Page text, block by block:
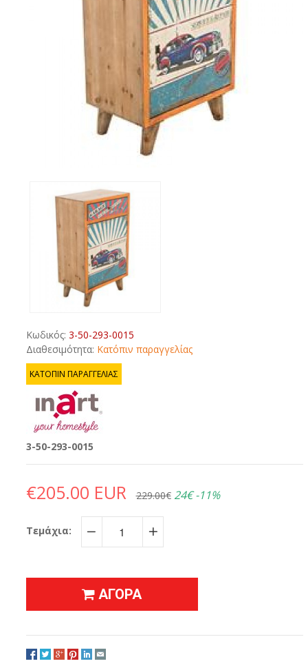
Κωδικός: 3-50-293-0015
Διαθεσιμότητα: Κατόπιν παραγγελίας
ΚΑΤΟΠΙΝ ΠΑΡΑΓΓΕΛΙΑΣ
3-50-293-0015
€205.00 EUR 229.00€ 24€ -11%
Τεμάχια:
− +
ΑΓΟΡΑ